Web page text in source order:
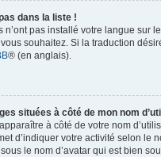
dans la liste !
n’ont pas installé votre langue sur
souhaitez. Si la traduction
® (en anglais).
situées à côté de mon nom
à côté de votre nom
d’indiquer votre activité selon le
le nom d’avatar qui est bien